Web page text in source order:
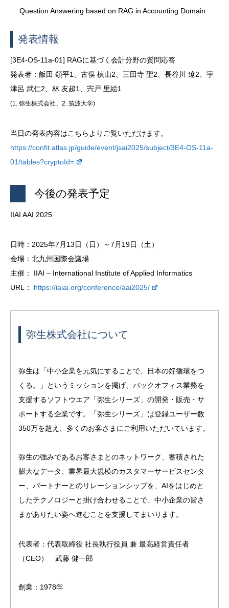
Question Answering based on RAG in Accounting Domain
発表情報
[3E4-OS-11a-01] RAGに基づく会計分野の質問応答
発表者：飯田 頌平1、古俣 槙山2、三田寺 聖2、長谷川 遼2、宇
津呂 武仁2、林 友超1、宍戸 里絵1
(1. 弥生株式会社、2. 筑波大学)
当日の発表内容はこちらよりご覧いただけます。
https://confit.atlas.jp/guide/event/jsai2025/subject/3E4-OS-11a-
01/tables?cryptoId=
今後の発表予定
IIAI AAI 2025
日時：2025年7月13日（日）～7月19日（土）
会場：北九州国際会議場
主催： IIAI – International Institute of Applied Informatics
URL： https://iaiai.org/conference/aai2025/
弥生株式会社について
弥生は「中小企業を元気にすることで、日本の好循環をつ
くる。」というミッションを掲げ、バックオフィス業務を
支援するソフトウエア「弥生シリーズ」の開発・販売・サ
ポートする企業です。「弥生シリーズ」は登録ユーザー数
350万を超え、多くのお客さまにご利用いただいています。
弥生の強みであるお客さまとのネットワーク、蓄積された
膨大なデータ、業界最大規模のカスタマーサービスセンタ
ー、パートナーとのリレーションシップを、AIをはじめと
したテクノロジーと掛け合わせることで、中小企業の皆さ
まがありたい姿へ進むことを支援してまいります。
代表者：代表取締役 社長執行役員 兼 最高経営責任者
（CEO）　武藤 健一郎
創業：1978年